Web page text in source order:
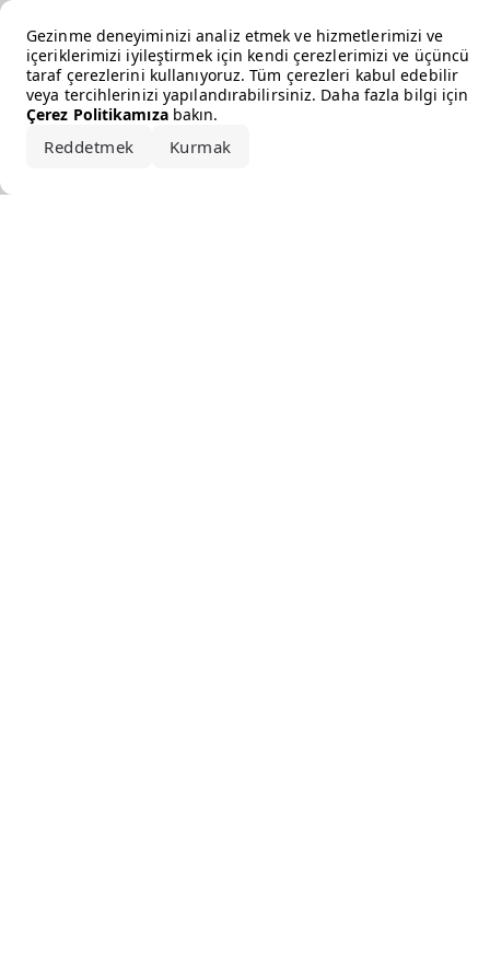
Gezinme deneyiminizi analiz etmek ve hizmetlerimizi ve
içeriklerimizi iyileştirmek için kendi çerezlerimizi ve üçüncü
taraf çerezlerini kullanıyoruz. Tüm çerezleri kabul edebilir
veya tercihlerinizi yapılandırabilirsiniz. Daha fazla bilgi için
Çerez Politikamızabakın.
Reddetmek Kurmak
Error loading the brand